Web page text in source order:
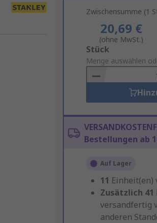
Zwischensumme (1
20,69 €
(ohne MwSt.)
Add
to
Basket
Stück
Menge auswählen
Bestellungen ab
Auf Lager
11
Zusätzlich 41
versandfertig
anderen